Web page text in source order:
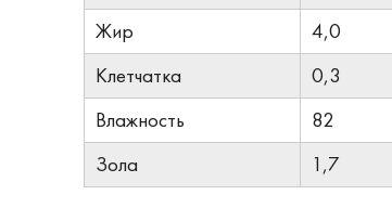
Жир
4,0
Клетчатка
0,3
Влажность
82
Зола
1,7